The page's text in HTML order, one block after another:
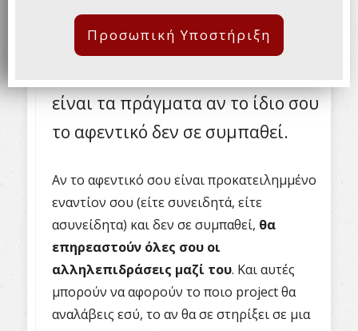
προκατειλημμένο εναντίον του,
ότι κι αν έκανε. Σωστά; Οπότε
είναι τα πράγματα αν το ίδιο σου
το αφεντικό δεν σε συμπαθεί.
Αν το αφεντικό σου είναι προκατειλημμένο
εναντίον σου (είτε συνειδητά, είτε
ασυνείδητα) και δεν σε συμπαθεί, θα
επηρεαστούν όλες σου οι
αλληλεπιδράσεις μαζί του. Και αυτές
μπορούν να αφορούν το ποιο project θα
αναλάβεις εσύ, το αν θα σε στηρίξει σε μια
Προσωπική Υποστήριξη